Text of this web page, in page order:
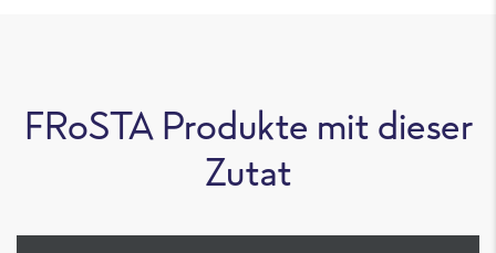
FRoSTA Produkte mit dieser
Zutat